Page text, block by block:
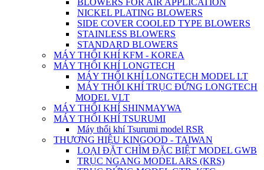
NICKEL PLATING BLOWERS
SIDE COVER COOLED TYPE BLOWERS
STAINLESS BLOWERS
STANDARD BLOWERS
MÁY THỔI KHÍ KFM - KOREA
MÁY THỔI KHÍ LONGTECH
MÁY THỔI KHÍ LONGTECH MODEL LT
MÁY THỔI KHÍ TRỤC ĐỨNG LONGTECH
MODEL VLT
MÁY THỔI KHÍ SHINMAYWA
MÁY THỔI KHÍ TSURUMI
Máy thổi khí Tsurumi model RSR
THƯƠNG HIỆU KINGOOD - TAIWAN
LOẠI ĐẶT CHÌM ĐẶC BIỆT MODEL GWB
TRỤC NGANG MODEL ARS (KRS)